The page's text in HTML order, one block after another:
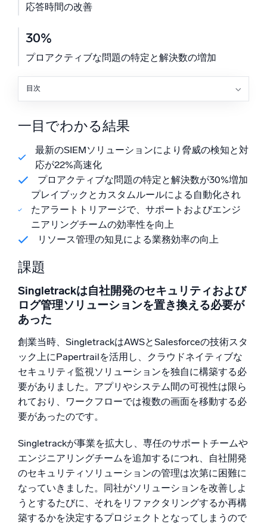
応答時間の改善
30%
プロアクティブな問題の特定と解決数の増加
目次
一目でわかる結果
ソリューション
結果
一目でわかる結果
最新のSIEMソリューションにより脅威の検知と対
応が22%高速化
プロアクティブな問題の特定と解決数が30%増加
プレイブックとカスタムルールによる自動化され
たアラートトリアージで、サポートおよびエンジ
ニアリングチームの効率性を向上
リソース管理の知見による業務効率の向上
課題
Singletrackは自社開発のセキュリティおよび
ログ管理ソリューションを置き換える必要が
あった
創業当時、SingletrackはAWSとSalesforceの技術スタ
ック上にPapertrailを活用し、クラウドネイティブな
セキュリティ監視ソリューションを独自に構築する必
要がありました。アプリやシステム間の可視性は限ら
れており、ワークフローでは複数の画面を移動する必
要があったのです。
Singletrackが事業を拡大し、専任のサポートチームや
エンジニアリングチームを追加するにつれ、自社開発
のセキュリティソリューションの管理は次第に困難に
なっていきました。同社がソリューションを改善しよ
うとするたびに、それをリファクタリングするか再構
築するかを決定するプロジェクトとなってしまうので